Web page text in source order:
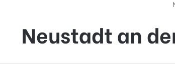
Neustadt an